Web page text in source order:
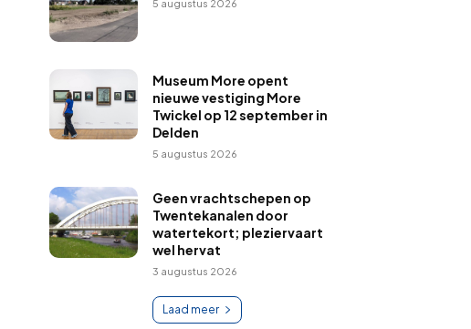
5 augustus 2026
Museum More opent
nieuwe vestiging More
Twickel op 12 september in
Delden
5 augustus 2026
Geen vrachtschepen op
Twentekanalen door
watertekort; pleziervaart
wel hervat
3 augustus 2026
Laad meer